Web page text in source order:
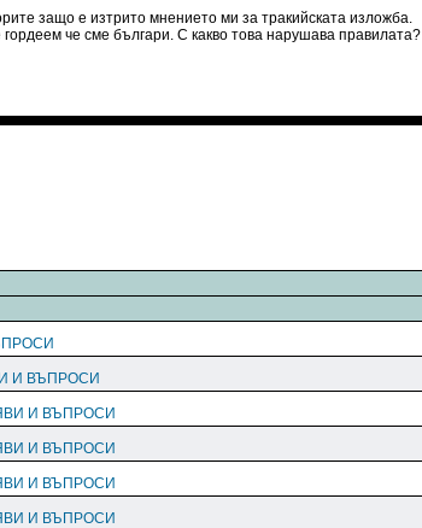
защо е изтрито мнението ми за тракийската изложба.
гордеем че сме българи. С какво това нарушава правилата?
И ВЪПРОСИ
И ВЪПРОСИ
И ВЪПРОСИ
И ВЪПРОСИ
И ВЪПРОСИ